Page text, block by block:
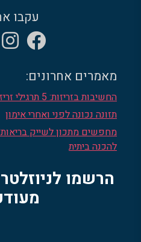
עקבו
מאמרים אחרונים:
החשיבות בזריזות: 5 תרגילי זריזות שיהפכו אתכם לאלופים
תזונה נכונה לפני ואחרי אימון
להכנה ביתית
הרשמו